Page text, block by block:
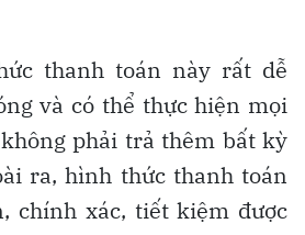
thanh toán này rất dễ
và có thể thực hiện mọi
phải trả thêm bất kỳ
ra, hình thức thanh toán
chính xác, tiết kiệm được